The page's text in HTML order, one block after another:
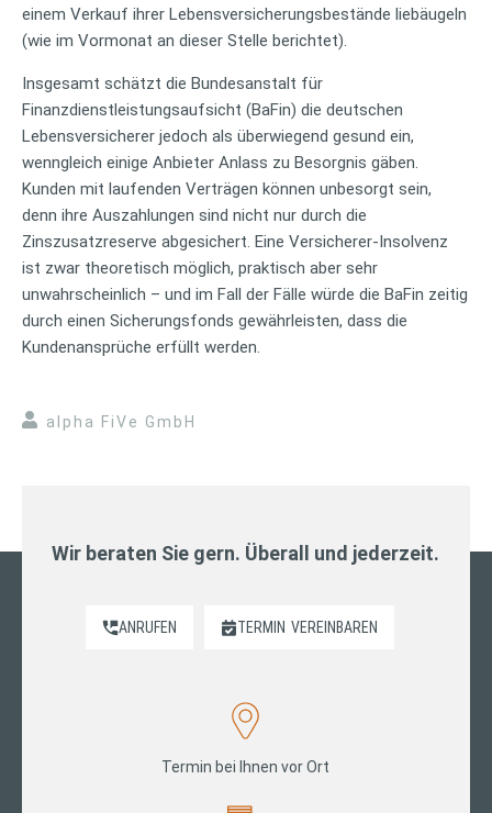
einem Verkauf ihrer Lebensversicherungsbestände liebäugeln
(wie im Vormonat an dieser Stelle berichtet).
Insgesamt schätzt die Bundesanstalt für
Finanzdienstleistungsaufsicht (BaFin) die deutschen
Lebensversicherer jedoch als überwiegend gesund ein,
wenngleich einige Anbieter Anlass zu Besorgnis gäben.
Kunden mit laufenden Verträgen können unbesorgt sein,
denn ihre Auszahlungen sind nicht nur durch die
Zinszusatzreserve abgesichert. Eine Versicherer-Insolvenz
ist zwar theoretisch möglich, praktisch aber sehr
unwahrscheinlich – und im Fall der Fälle würde die BaFin zeitig
durch einen Sicherungsfonds gewährleisten, dass die
Kundenansprüche erfüllt werden.
alpha FiVe GmbH
Wir beraten Sie gern. Überall und jederzeit.
ANRUFEN TERMIN VEREINBAREN
Termin bei Ihnen vor Ort